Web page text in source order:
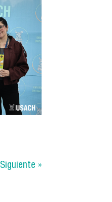
Siguiente »